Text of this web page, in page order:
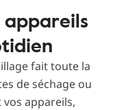
fait toute la
de séchage ou
appareils,